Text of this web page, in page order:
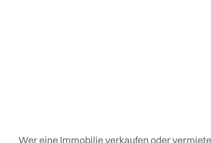
Wer eine Immobilie verkaufen oder